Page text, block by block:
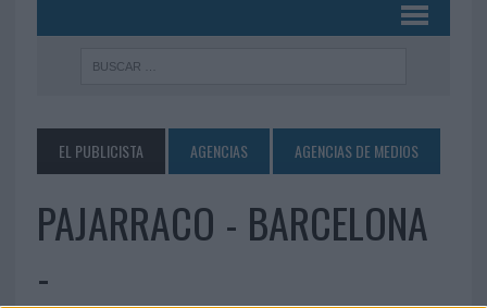
EL PUBLICISTA AGENCIAS AGENCIAS DE MEDIOS
PAJARRACO - BARCELONA
-